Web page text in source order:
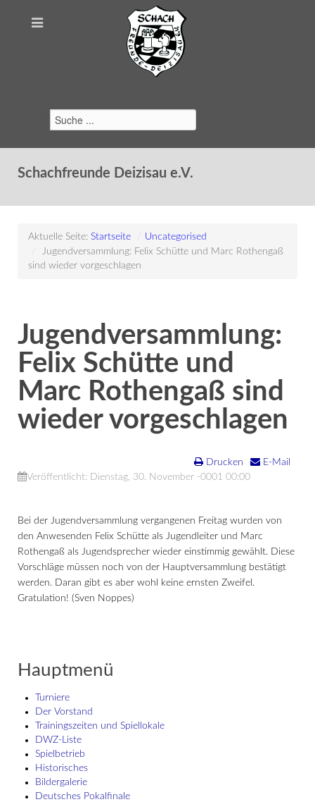
Schachfreunde Deizisau e.V.
Aktuelle Seite: Startseite /
Uncategorised
/
Jugendversammlung: Felix Schütte und Marc Rothengaß
sind wieder vorgeschlagen
Jugendversammlung:
Felix Schütte und
Marc Rothengaß sind
wieder vorgeschlagen
Drucken
E-Mail
Veröffentlicht: Dienstag, 30. November -0001 00:00
Bei der Jugendversammlung vergangenen Freitag wurden von
den Anwesenden Felix Schütte als Jugendleiter und Marc
Rothengaß als Jugendsprecher wieder einstimmig gewählt. Diese
Vorschläge müssen noch von der Hauptversammlung bestätigt
werden. Daran gibt es aber wohl keine ernsten Zweifel.
Gratulation! (Sven Noppes)
Hauptmenü
Turniere
Der Vorstand
Trainingszeiten und Spiellokale
DWZ-Liste
Spielbetrieb
Historisches
Bildergalerie
Deutsches Pokalfinale